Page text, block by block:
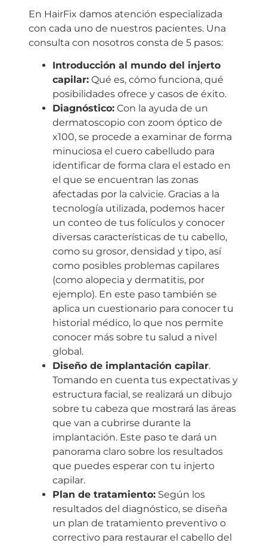
En HairFix damos atención especializada
con cada uno de nuestros pacientes. Una
consulta con nosotros consta de 5 pasos:
Introducción al mundo del injerto
capilar: Qué es, cómo funciona, qué
posibilidades ofrece y casos de éxito.
Diagnóstico: Con la ayuda de un
dermatoscopio con zoom óptico de
x100, se procede a examinar de forma
minuciosa el cuero cabelludo para
identificar de forma clara el estado en
el que se encuentran las zonas
afectadas por la calvicie. Gracias a la
tecnología utilizada, podemos hacer
un conteo de tus folículos y conocer
diversas características de tu cabello,
como su grosor, densidad y tipo, así
como posibles problemas capilares
(como alopecia y dermatitis, por
ejemplo). En este paso también se
aplica un cuestionario para conocer tu
historial médico, lo que nos permite
conocer más sobre tu salud a nivel
global.
Diseño de implantación capilar.
Tomando en cuenta tus expectativas y
estructura facial, se realizará un dibujo
sobre tu cabeza que mostrará las áreas
que van a cubrirse durante la
implantación. Este paso te dará un
panorama claro sobre los resultados
que puedes esperar con tu injerto
capilar.
Plan de tratamiento: Según los
resultados del diagnóstico, se diseña
un plan de tratamiento preventivo o
correctivo para restaurar el cabello del